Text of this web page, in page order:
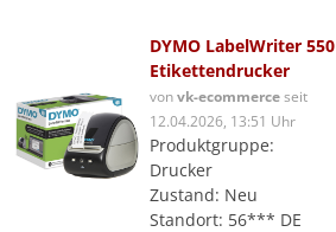
DYMO LabelWriter 550
Etikettendrucker
vonvk-ecommerceseit
12.04.2026, 13:51 Uhr
Produktgruppe:
Drucker
Zustand: Neu
Standort: 56*** DE